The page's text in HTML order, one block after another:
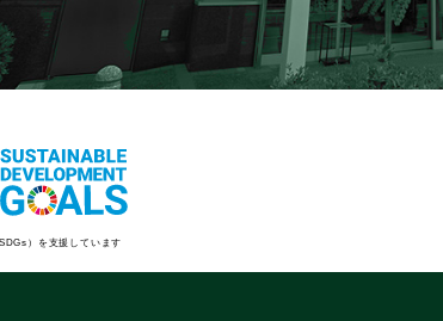
）を支援しています